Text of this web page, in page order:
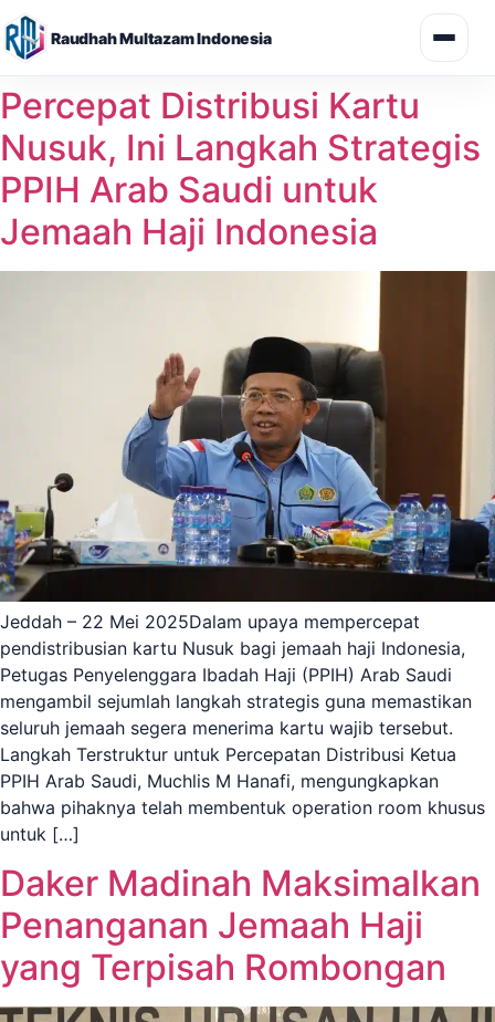
Raudhah Multazam Indonesia
Skip
to
content
Percepat Distribusi Kartu
Nusuk, Ini Langkah Strategis
PPIH Arab Saudi untuk
Jemaah Haji Indonesia
Jeddah – 22 Mei 2025Dalam upaya mempercepat
pendistribusian kartu Nusuk bagi jemaah haji Indonesia,
Petugas Penyelenggara Ibadah Haji (PPIH) Arab Saudi
mengambil sejumlah langkah strategis guna memastikan
seluruh jemaah segera menerima kartu wajib tersebut.
Langkah Terstruktur untuk Percepatan Distribusi Ketua
PPIH Arab Saudi, Muchlis M Hanafi, mengungkapkan
bahwa pihaknya telah membentuk operation room khusus
untuk […]
Daker Madinah Maksimalkan
Penanganan Jemaah Haji
yang Terpisah Rombongan